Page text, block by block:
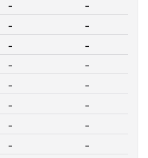
-
-
-
-
-
-
-
-
-
-
-
-
-
-
-
-